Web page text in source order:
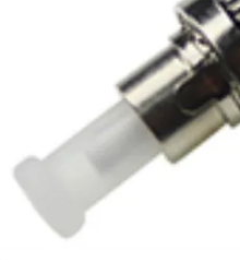
WYCIECZKA
FABRYCE
KONTROLA
JAKOŚCI